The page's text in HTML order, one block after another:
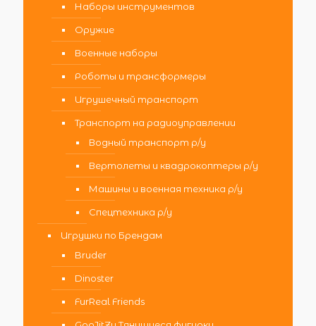
Наборы инструментов
Оружие
Военные наборы
Роботы и трансформеры
Игрушечный транспорт
Транспорт на радиоуправлении
Водный транспорт р/у
Вертолеты и квадрокоптеры р/у
Машины и военная техника р/у
Спецтехника р/у
Игрушки по Брендам
Bruder
Dinoster
FurReal Friends